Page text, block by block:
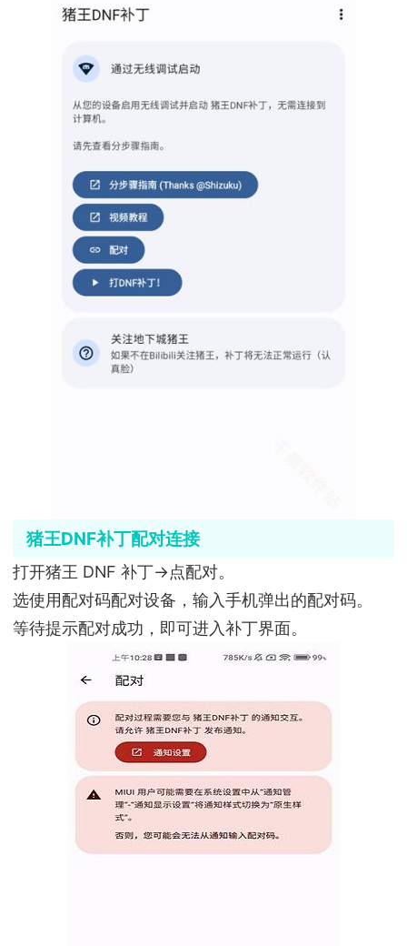
猪王DNF补丁配对连接
打开猪王 DNF 补丁→点配对。
选使用配对码配对设备，输入手机弹出的配对码。
等待提示配对成功，即可进入补丁界面。